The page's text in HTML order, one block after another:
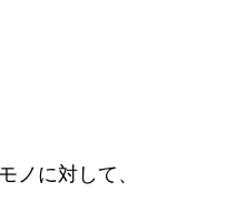
ノに対して、